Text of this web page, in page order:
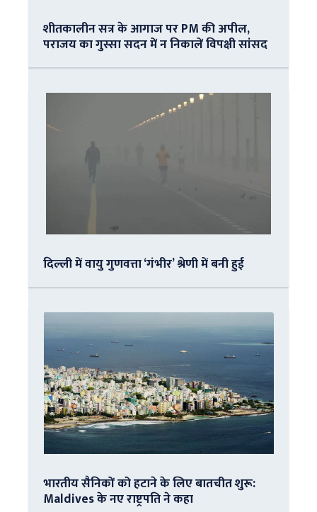
शीतकालीन सत्र के आगाज पर PM की अपील,
पराजय का गुस्सा सदन में न निकालें विपक्षी सांसद
दिल्ली में वायु गुणवत्ता ‘गंभीर’ श्रेणी में बनी हुई
भारतीय सैनिकों को हटाने के लिए बातचीत शुरू:
Maldives के नए राष्ट्रपति ने कहा